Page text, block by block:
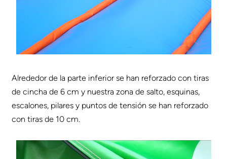
Alrededor de la parte inferior se han reforzado con tiras
de cincha de 6 cm y nuestra zona de salto, esquinas,
escalones, pilares y puntos de tensión se han reforzado
con tiras de 10 cm.